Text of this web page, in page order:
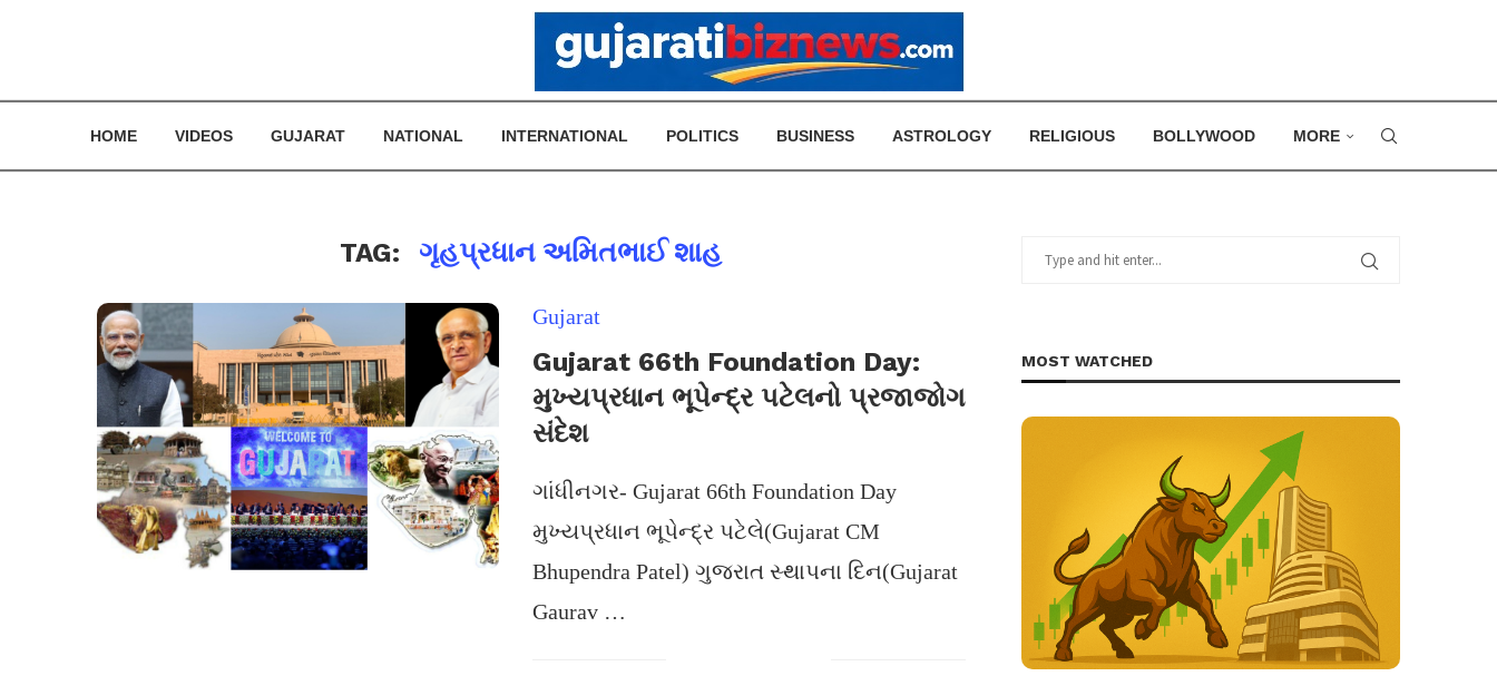
HOME VIDEOS GUJARAT NATIONAL INTERNATIONAL POLITICS BUSINESS ASTROLOGY RELIGIOUS BOLLYWOOD MORE
TAG: ગૃહપ્રધાન અમિતભાઈ શાહ
Gujarat
Gujarat 66th Foundation Day:
મુખ્યપ્રધાન ભૂપેન્દ્ર પટેલનો પ્રજાજોગ
સંદેશ
ગાંધીનગર- Gujarat 66th Foundation Day
મુખ્યપ્રધાન ભૂપેન્દ્ર પટેલે(Gujarat CM
Bhupendra Patel) ગુજરાત સ્થાપના દિન(Gujarat
Gaurav …
MOST WATCHED